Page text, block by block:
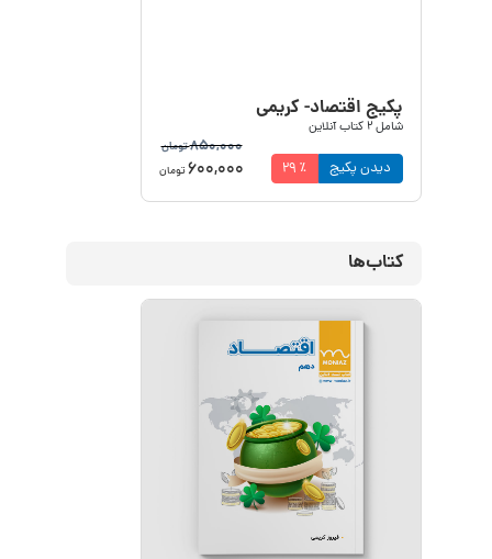
پکیج اقتصاد- کریمی
شامل2کتاب آنلاین
29 ٪ دیدن پکیج
850,000تومان
600,000تومان
کتاب‌ها